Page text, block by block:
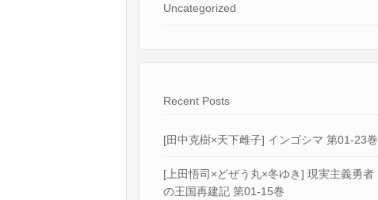
Uncategorized
Recent Posts
[田中克樹×天下雌子] インゴシマ 第01-23巻
[上田悟司×どぜう丸×冬ゆき] 現実主義勇者
の王国再建記 第01-15巻